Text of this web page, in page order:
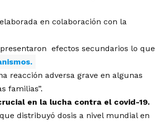
en colaboración con la
efectos secundarios lo que
reacción adversa grave en algunas
familias”.
en la lucha contra el covid-19.
distribuyó dosis a nivel mundial en